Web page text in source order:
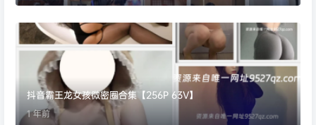
抖音霸王龙女孩微密圈合集【256P 63V】
1 年前